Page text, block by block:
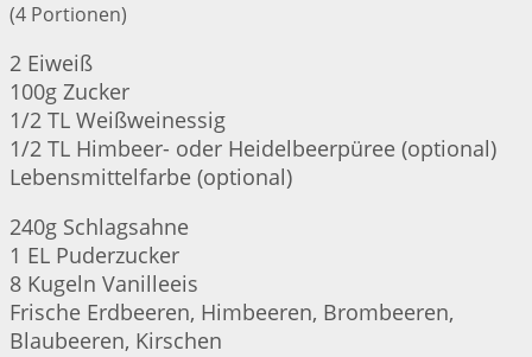
(4 Portionen)
2 Eiweiß
100g Zucker
1/2 TL Weißweinessig
1/2 TL Himbeer- oder Heidelbeerpüree (optional)
Lebensmittelfarbe (optional)
240g Schlagsahne
1 EL Puderzucker
8 Kugeln Vanilleeis
Frische Erdbeeren, Himbeeren, Brombeeren,
Blaubeeren, Kirschen